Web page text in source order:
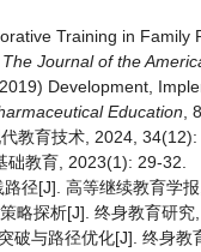
Training in
The Journal of the
Development,
Education ,
教育技术, 2024, 34(12):
教育, 2023(1): 29-32.
径[J]. 高等继续教育学
略探析[J]. 终身教育研究
破与路径优化[J]. 终身教